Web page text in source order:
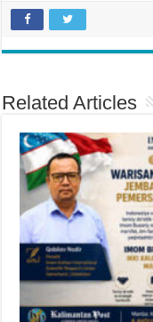
Related Articles